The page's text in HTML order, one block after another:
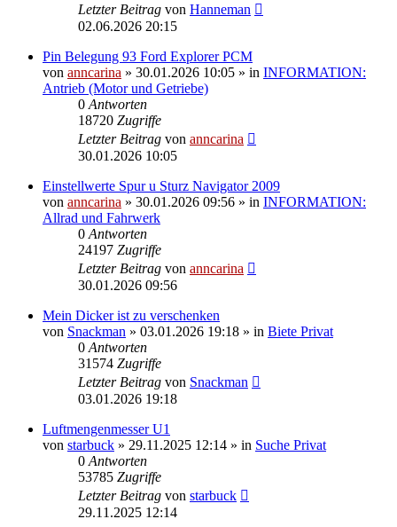
Letzter Beitrag von Hanneman
02.06.2026 20:15
Pin Belegung 93 Ford Explorer PCM
von anncarina » 30.01.2026 10:05 » in INFORMATION:
Antrieb (Motor und Getriebe)
0 Antworten
18720 Zugriffe
Letzter Beitrag von anncarina
30.01.2026 10:05
Einstellwerte Spur u Sturz Navigator 2009
von anncarina » 30.01.2026 09:56 » in INFORMATION:
Allrad und Fahrwerk
0 Antworten
24197 Zugriffe
Letzter Beitrag von anncarina
30.01.2026 09:56
Mein Dicker ist zu verschenken
von Snackman » 03.01.2026 19:18 » in Biete Privat
0 Antworten
31574 Zugriffe
Letzter Beitrag von Snackman
03.01.2026 19:18
Luftmengenmesser U1
von starbuck » 29.11.2025 12:14 » in Suche Privat
0 Antworten
53785 Zugriffe
Letzter Beitrag von starbuck
29.11.2025 12:14